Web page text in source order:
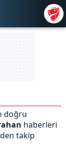
doğru
haberleri
takip